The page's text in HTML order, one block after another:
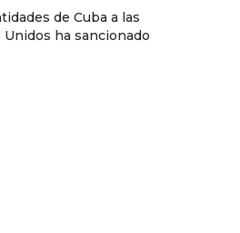
de Cuba a las
Unidos ha sancionado